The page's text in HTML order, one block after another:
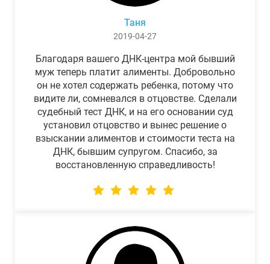
Таня
2019-04-27
Благодаря вашего ДНК-центра мой бывший
муж теперь платит алименты. Добровольно
он не хотел содержать ребенка, потому что
видите ли, сомневался в отцовстве. Сделали
судебный тест ДНК, и на его основании суд
установил отцовство и вынес решение о
взыскании алиментов и стоимости теста на
ДНК, бывшим супругом. Спасибо, за
восстановленную справедливость!